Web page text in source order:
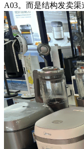
A03。而是结构发卖渠